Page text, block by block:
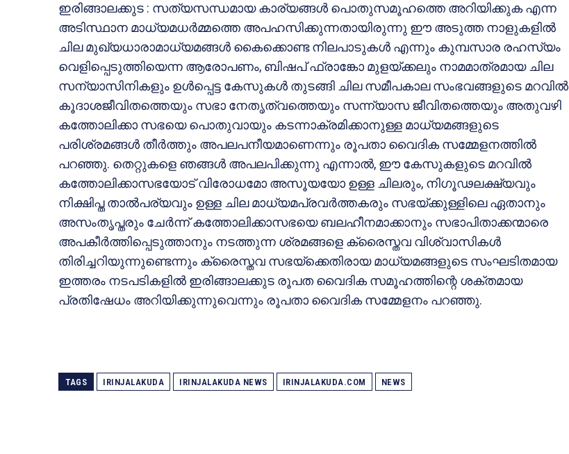
ഇരിങ്ങാലക്കുട : സത്യസന്ധമായ കാര്യങ്ങള്‍ പൊതുസമൂഹത്തെ അറിയിക്കുക എന്ന
അടിസ്ഥാന മാധ്യമധര്‍മ്മത്തെ അപഹസിക്കുന്നതായിരുന്നു ഈ അടുത്ത നാളുകളില്‍
ചില മുഖ്യധാരാമാധ്യമങ്ങള്‍ കൈക്കൊണ്ട നിലപാടുകള്‍ എന്നും കുമ്പസാര രഹസ്യം
വെളിപ്പെടുത്തിയെന്ന ആരോപണം, ബിഷപ് ഫ്രാങ്കോ മുളയ്ക്കലും നാമമാത്രമായ ചില
സന്യാസിനികളും ഉള്‍പ്പെട്ട കേസുകള്‍ തുടങ്ങി ചില സമീപകാല സംഭവങ്ങളുടെ മറവില്‍
കൂദാശജീവിതത്തെയും സഭാ നേതൃത്വത്തെയും സന്ന്യാസ ജീവിതത്തെയും അതുവഴി
കത്തോലിക്കാ സഭയെ പൊതുവായും കടന്നാക്രമിക്കാനുള്ള മാധ്യമങ്ങളുടെ
പരിശ്രമങ്ങള്‍ തീര്‍ത്തും അപലപനീയമാണെന്നും രൂപതാ വൈദിക സമ്മേളനത്തില്‍
പറഞ്ഞു. തെറ്റുകളെ ഞങ്ങള്‍ അപലപിക്കുന്നു എന്നാല്‍, ഈ കേസുകളുടെ മറവില്‍
കത്തോലിക്കാസഭയോട് വിരോധമോ അസൂയയോ ഉള്ള ചിലരും, നിഗൂഢലക്ഷ്യവും
നിക്ഷിപ്ത താല്‍പര്യവും ഉള്ള ചില മാധ്യമപ്രവര്‍ത്തകരും സഭയ്ക്കുള്ളിലെ ഏതാനും
അസംതൃപ്തരും ചേര്‍ന്ന് കത്തോലിക്കാസഭയെ ബലഹീനമാക്കാനും സഭാപിതാക്കന്മാരെ
അപകീര്‍ത്തിപ്പെടുത്താനും നടത്തുന്ന ശ്രമങ്ങളെ ക്രൈസ്തവ വിശ്വാസികള്‍
തിരിച്ചറിയുന്നുണ്ടെന്നും ക്രൈസ്തവ സഭയ്ക്കെതിരായ മാധ്യമങ്ങളുടെ സംഘടിതമായ
ഇത്തരം നടപടികളില്‍ ഇരിങ്ങാലക്കുട രൂപത വൈദിക സമൂഹത്തിന്റെ ശക്തമായ
പ്രതിഷേധം അറിയിക്കുന്നുവെന്നും രൂപതാ വൈദിക സമ്മേളനം പറഞ്ഞു.
TAGS IRINJALAKUDA IRINJALAKUDA NEWS IRINJALAKUDA.COM NEWS